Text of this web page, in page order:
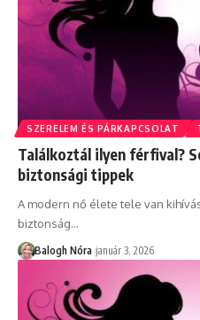
SZERELEM ÉS PÁRKAPCSOLAT
Találkoztál ilyen férfival?
biztonsági tippek
A modern nő élete tele van
biztonság…
Balogh Nóra január 3, 2026